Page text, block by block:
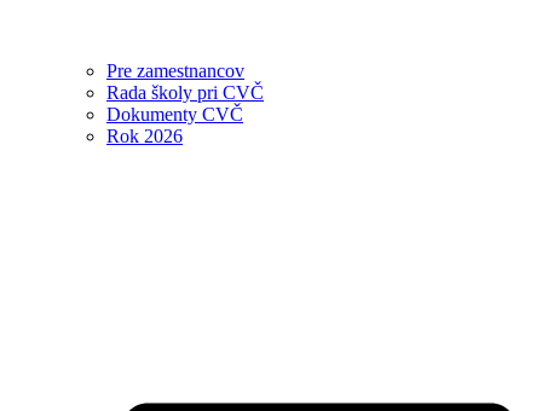
Pre zamestnancov
Rada školy pri CVČ
Dokumenty CVČ
Rok 2026